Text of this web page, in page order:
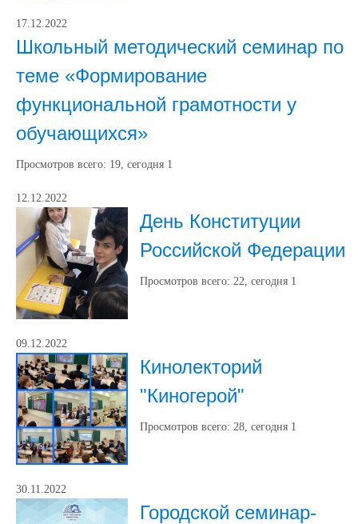
17.12.2022
Школьный методический семинар по
теме «Формирование
функциональной грамотности у
обучающихся»
Просмотров всего: 19, сегодня 1
12.12.2022
День Конституции
Российской Федерации
Просмотров всего: 22, сегодня 1
09.12.2022
Кинолекторий
"Киногерой"
Просмотров всего: 28, сегодня 1
30.11.2022
Городской семинар-